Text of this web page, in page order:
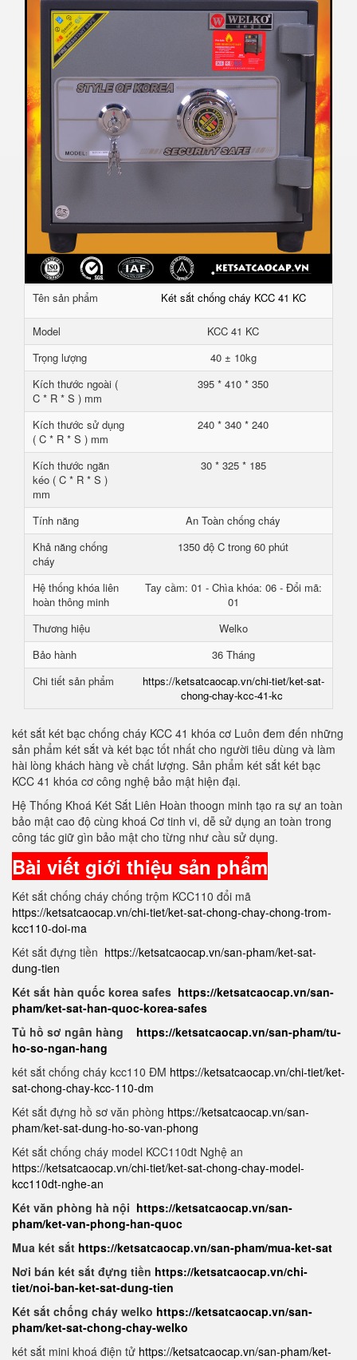
Tên sản phẩm Két sắt chống cháy KCC 41 KC
Model
KCC 41 KC
Trọng lượng
40 ± 10kg
Kích thước ngoài (
C * R * S ) mm
395 * 410 * 350
Kích thước sử dụng
( C * R * S ) mm
240 * 340 * 240
Kích thước ngăn
kéo ( C * R * S )
mm
30 * 325 * 185
Tính năng
An Toàn chống cháy
Khả năng chống
cháy
1350 độ C trong 60 phút
Hệ thống khóa liên
hoàn thông minh
Tay cầm: 01 - Chìa khóa: 06 - Đổi mã:
01
Thương hiệu
Welko
Bảo hành
36 Tháng
Chi tiết sản phẩm
https://ketsatcaocap.vn/chi-tiet/ket-sat-
chong-chay-kcc-41-kc
két sắt két bạc chống cháy KCC 41 khóa cơ Luôn đem đến những
sản phẩm két sắt và két bạc tốt nhất cho người tiêu dùng và làm
hài lòng khách hàng về chất lượng. Sản phẩm két sắt két bạc
KCC 41 khóa cơ công nghệ bảo mật hiện đại.
Hệ Thống Khoá Két Sắt Liên Hoàn thoogn minh tạo ra sự an toàn
bảo mật cao độ cùng khoá Cơ tinh vi, dễ sử dụng an toàn trong
công tác giữ gìn bảo mật cho từng như cầu sử dụng.
Bài viết giới thiệu sản phẩm
Két sắt chống cháy chống trộm KCC110 đổi mã
https://ketsatcaocap.vn/chi-tiet/ket-sat-chong-chay-chong-trom-
kcc110-doi-ma
Két sắt đựng tiền https://ketsatcaocap.vn/san-pham/ket-sat-
dung-tien
Két sắt hàn quốc korea safes https://ketsatcaocap.vn/san-
pham/ket-sat-han-quoc-korea-safes
Tủ hồ sơ ngân hàng https://ketsatcaocap.vn/san-pham/tu-
ho-so-ngan-hang
két sắt chống cháy kcc110 ĐM https://ketsatcaocap.vn/chi-tiet/ket-
sat-chong-chay-kcc-110-dm
Két sắt đựng hồ sơ văn phòng https://ketsatcaocap.vn/san-
pham/ket-sat-dung-ho-so-van-phong
Két sắt chống cháy model KCC110dt Nghệ an
https://ketsatcaocap.vn/chi-tiet/ket-sat-chong-chay-model-
kcc110dt-nghe-an
Két văn phòng hà nội https://ketsatcaocap.vn/san-
pham/ket-van-phong-han-quoc
Mua két sắt https://ketsatcaocap.vn/san-pham/mua-ket-sat
Nơi bán két sắt đựng tiền https://ketsatcaocap.vn/chi-
tiet/noi-ban-ket-sat-dung-tien
Két sắt chống cháy welko https://ketsatcaocap.vn/san-
pham/ket-sat-chong-chay-welko
két sắt mini khoá điện tử https://ketsatcaocap.vn/san-pham/ket-